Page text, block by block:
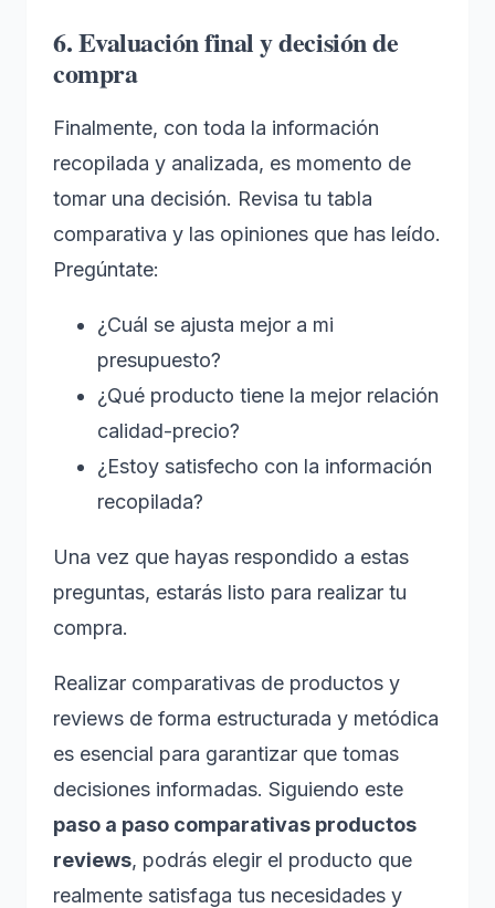
6. Evaluación final y decisión de
compra
Finalmente, con toda la información
recopilada y analizada, es momento de
tomar una decisión. Revisa tu tabla
comparativa y las opiniones que has leído.
Pregúntate:
¿Cuál se ajusta mejor a mi
presupuesto?
¿Qué producto tiene la mejor relación
calidad-precio?
¿Estoy satisfecho con la información
recopilada?
Una vez que hayas respondido a estas
preguntas, estarás listo para realizar tu
compra.
Realizar comparativas de productos y
reviews de forma estructurada y metódica
es esencial para garantizar que tomas
decisiones informadas. Siguiendo este
paso a paso comparativas productos
reviews, podrás elegir el producto que
realmente satisfaga tus necesidades y